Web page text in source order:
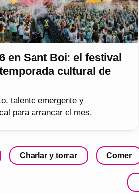
en Sant Boi: el festival
cultural de
talento emergente y
para arrancar el mes.
Charlar y tomar Comer